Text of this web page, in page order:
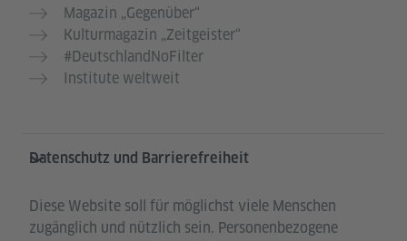
Magazin „Gegenüber“
Kulturmagazin „Zeitgeister“
#DeutschlandNoFilter
Institute weltweit
Datenschutz und Barrierefreiheit
Diese Website soll für möglichst viele Menschen
zugänglich und nützlich sein. Personenbezogene